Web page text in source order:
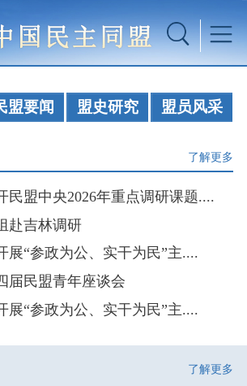
盟要闻 盟史研究 盟员风采
了解更多
民盟中央2026年重点调研课题....
赴吉林调研
展“参政为公、实干为民”主....
届民盟青年座谈会
展“参政为公、实干为民”主....
了解更多